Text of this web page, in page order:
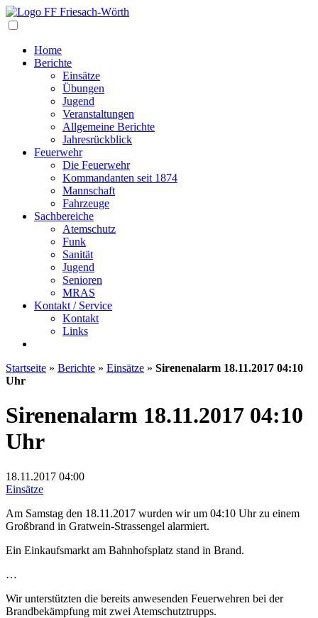
Home
Berichte
Einsätze
Übungen
Jugend
Veranstaltungen
Allgemeine Berichte
Jahresrückblick
Feuerwehr
Die Feuerwehr
Kommandanten seit 1874
Mannschaft
Fahrzeuge
Sachbereiche
Atemschutz
Funk
Sanität
Jugend
Senioren
MRAS
Kontakt / Service
Kontakt
Links
Startseite » Berichte » Einsätze » Sirenenalarm 18.11.2017 04:10
Uhr
Sirenenalarm 18.11.2017 04:10
Uhr
18.11.2017 04:00
Einsätze
Am Samstag den 18.11.2017 wurden wir um 04:10 Uhr zu einem
Großbrand in Gratwein-Strassengel alarmiert.
Ein Einkaufsmarkt am Bahnhofsplatz stand in Brand.
…
Wir unterstützten die bereits anwesenden Feuerwehren bei der
Brandbekämpfung mit zwei Atemschutztrupps.